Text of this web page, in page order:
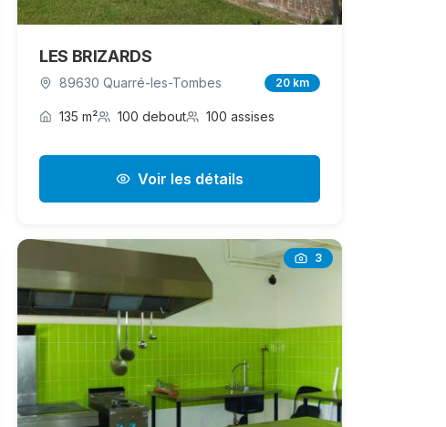
LES BRIZARDS
89630 Quarré-les-Tombes 20 km
135 m² 100 debout 100 assises
Voir les détails
3